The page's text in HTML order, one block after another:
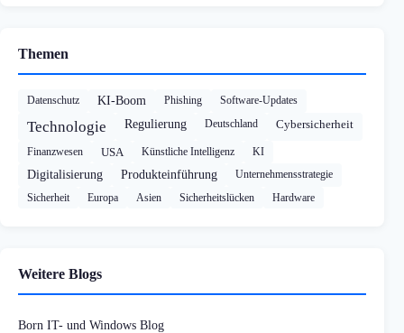
Themen
Datenschutz KI-Boom Phishing Software-Updates
Technologie Regulierung Deutschland Cybersicherheit
Finanzwesen USA Künstliche Intelligenz KI
Digitalisierung Produkteinführung
Unternehmensstrategie
Sicherheit
Europa Asien Sicherheitslücken Hardware
Weitere Blogs
Born IT- und Windows Blog